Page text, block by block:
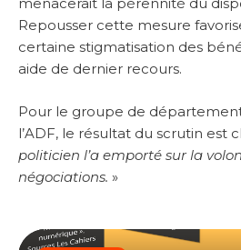
menacerait la pérennité du
Repousser cette mesure
certaine stigmatisation des
aide de dernier recours.
Pour le groupe de
l’ADF, le résultat du scrutin est
politicien l’a emporté sur la
négociations. »